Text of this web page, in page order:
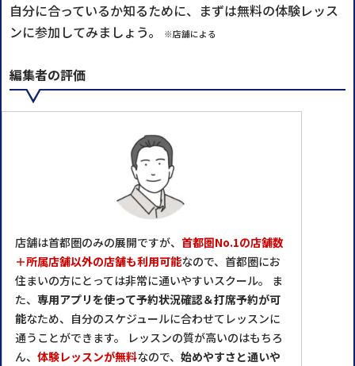
自分に合っているか知るために、まずは無料の体験レッス
ンに参加してみましょう。
※店舗による
編集者の評価
店舗は首都圏のみの展開ですが、 首都圏No.1の店舗数
＋所属店舗以外の店舗も利用可能なので、首都圏にお
住まいの方にとっては非常に通いやすいスクール。 ま
た、 専用アプリを使って予約状況確認＆打席予約が可
能なため、自分のスケジュールに合わせてレッスンに
通うことができます。 レッスンの質が高いのはもちろ
ん、 体験レッスンが無料なので、 始めやすさと通いや